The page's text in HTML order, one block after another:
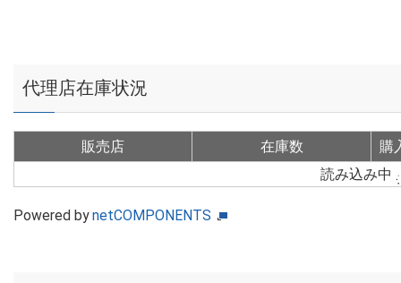
代理店在庫状況
販売店 在庫数
購
読み込み中
Powered bynetCOMPONENTS